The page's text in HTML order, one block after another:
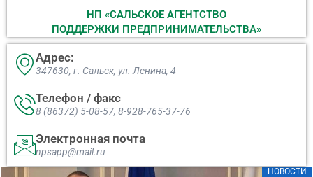
НП «САЛЬСКОЕ АГЕНТСТВО
ПОДДЕРЖКИ ПРЕДПРИНИМАТЕЛЬСТВА»
Адрес:
347630, г. Сальск, ул. Ленина, 4​
Телефон / факс
8 (86372) 5-08-57, 8-928-765-37-76
Электронная почта
npsapp@mail.ru
НОВОСТИ